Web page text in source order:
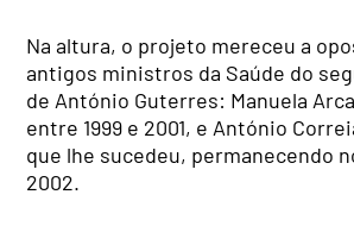
Na altura, o projeto mereceu a
antigos ministros da Saúde do
de António Guterres: Manuela
entre 1999 e 2001, e António
que lhe sucedeu, permanecendo
2002.